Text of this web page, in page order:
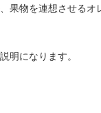
果物を連想させるオ
明になります。